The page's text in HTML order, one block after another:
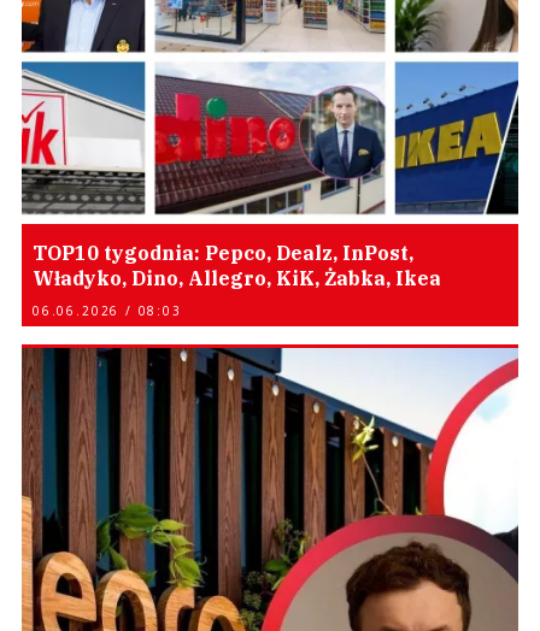
TOP10 tygodnia: Pepco, Dealz, InPost,
Władyko, Dino, Allegro, KiK, Żabka, Ikea
06.06.2026 / 08:03